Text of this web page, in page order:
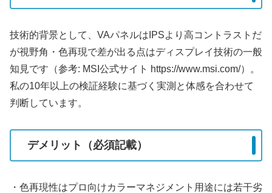
技術的背景として、VAパネルはIPSより高コントラストだ
が視野角・色再現で差が出る点はディスプレイ技術の一般
知見です（参考: MSI公式サイト https://www.msi.com/）。
私の10年以上の検証経験に基づく実測と体感を合わせて
判断しています。
デメリット（必須記載）
・色再現性はプロ向けカラーマネジメント用途には若干劣